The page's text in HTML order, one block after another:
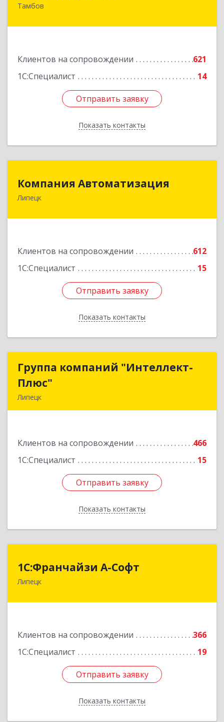
Тамбов
Клиентов на сопровождении
621
1С:Специалист
14
Отправить заявку
Показать контакты
392000, Тамбовская обл, Тамбов г, Советская
Отправить заявку
Назад
Компания Автоматизация
Липецк
Клиентов на сопровождении
612
1С:Специалист
15
Отправить заявку
Показать контакты
398001, Липецкая обл, Липецк г, Победы пл,
Отправить заявку
Назад
Группа компаний "Интеллект-
Плюс"
Липецк
Клиентов на сопровождении
466
1С:Специалист
15
Отправить заявку
Показать контакты
Группа компаний "Интеллект-
Подробнее
Отправить заявку
Назад
1С:Франчайзи А-Софт
Липецк
Клиентов на сопровождении
366
1С:Специалист
19
Отправить заявку
Показать контакты
1С:Франчайзи А-Софт
398059, Липецкая обл, Липецк г, Фрунзе ул,
Отправить заявку
Назад